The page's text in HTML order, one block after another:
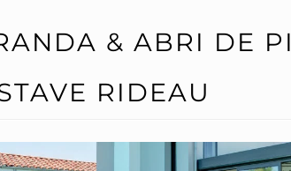
& ABRI DE
RIDEAU